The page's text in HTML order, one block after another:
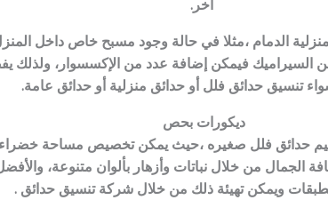
آخر.
الدمام ،مثلا في حالة وجود مسبح خاص داخل
السيراميك فيمكن إضافة عدد من الإكسسوار، ولذلك
تنسيق حدائق فلل أو حدائق منزلية أو حدائق عامة.
ديكورات بحص
حدائق فلل صغيره ،حيث يمكن تخصيص مساحة
الجمال من خلال نباتات وأزهار بألوان متنوعة،
الطبقات ويمكن تهيئة ذلك من خلال شركة تنسيق حدائق .